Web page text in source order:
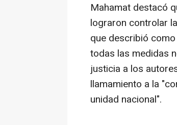
Mahamat destacó
lograron controlar
que describió
todas las medidas
justicia a los
llamamiento a la
unidad nacional".